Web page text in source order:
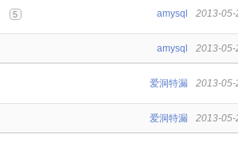
5 2013-05-
amysql
2013-05-
amysql
2013-05-
爱洞特漏
2013-05-
爱洞特漏